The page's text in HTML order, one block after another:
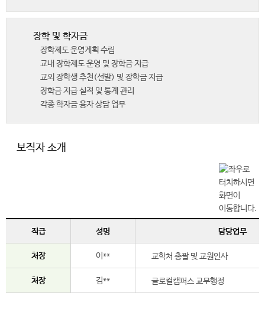
장학 및 학자금
장학제도 운영계획 수립
교내 장학제도 운영 및 장학금 지급
교외 장학생 추천(선발) 및 장학금 지급
장학금 지급 실적 및 통계 관리
각종 학자금 융자 상담 업무
보직자 소개
직급 성명 담당업무
처장 이** 교학처 총괄 및 교원인사
처장 김** 글로컬캠퍼스 교무행정